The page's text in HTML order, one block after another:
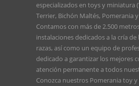
especializados en toys y miniatura
Terrier, Bichón Maltés, Pomerania
Contamos con más de 2.500
instalaciones dedicados a la cría
razas, así como un equipo de
dedicado a garantizar los mejores
atención permanente a todos
Conozca nuestros Pomerania toyy